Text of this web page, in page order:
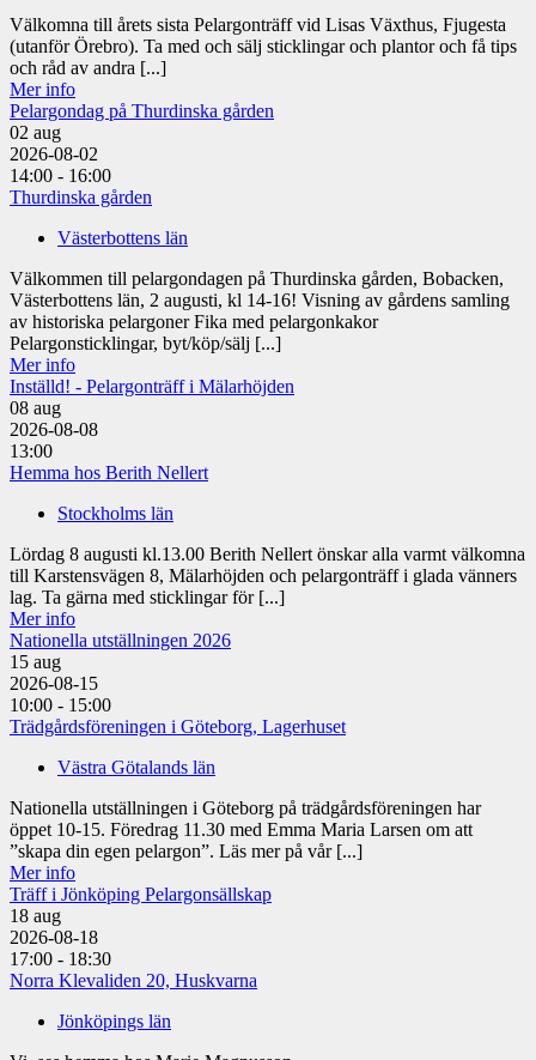
Välkomna till årets sista Pelargonträff vid Lisas Växthus, Fjugesta
(utanför Örebro). Ta med och sälj sticklingar och plantor och få tips
och råd av andra [...]
Mer info
Pelargondag på Thurdinska gården
02 aug
2026-08-02
14:00 - 16:00
Thurdinska gården
Västerbottens län
Välkommen till pelargondagen på Thurdinska gården, Bobacken,
Västerbottens län, 2 augusti, kl 14-16! Visning av gårdens samling
av historiska pelargoner Fika med pelargonkakor
Pelargonsticklingar, byt/köp/sälj [...]
Mer info
Inställd! - Pelargonträff i Mälarhöjden
08 aug
2026-08-08
13:00
Hemma hos Berith Nellert
Stockholms län
Lördag 8 augusti kl.13.00 Berith Nellert önskar alla varmt välkomna
till Karstensvägen 8, Mälarhöjden och pelargonträff i glada vänners
lag. Ta gärna med sticklingar för [...]
Mer info
Nationella utställningen 2026
15 aug
2026-08-15
10:00 - 15:00
Trädgårdsföreningen i Göteborg, Lagerhuset
Västra Götalands län
Nationella utställningen i Göteborg på trädgårdsföreningen har
öppet 10-15. Föredrag 11.30 med Emma Maria Larsen om att
”skapa din egen pelargon”. Läs mer på vår [...]
Mer info
Träff i Jönköping Pelargonsällskap
18 aug
2026-08-18
17:00 - 18:30
Norra Klevaliden 20, Huskvarna
Jönköpings län